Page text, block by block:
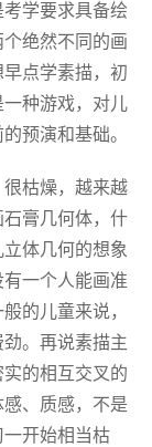
学要求具备绘
绝然不同的画
点学素描，初
种游戏，对儿
预演和基础。
枯燥，越来越
膏几何体，什
体几何的想象
一个人能画准
的儿童来说，
。再说素描主
的相互交叉的
、质感，不是
开始相当枯